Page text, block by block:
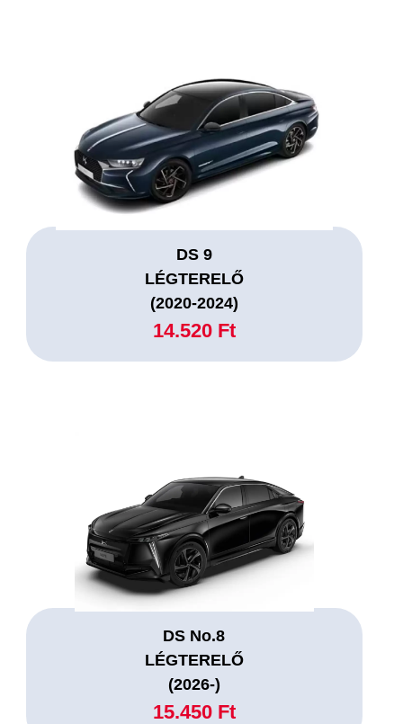
DS 9
LÉGTERELŐ
(2020-2024)
14.520 Ft
DS No.8
LÉGTERELŐ
(2026-)
15.450 Ft